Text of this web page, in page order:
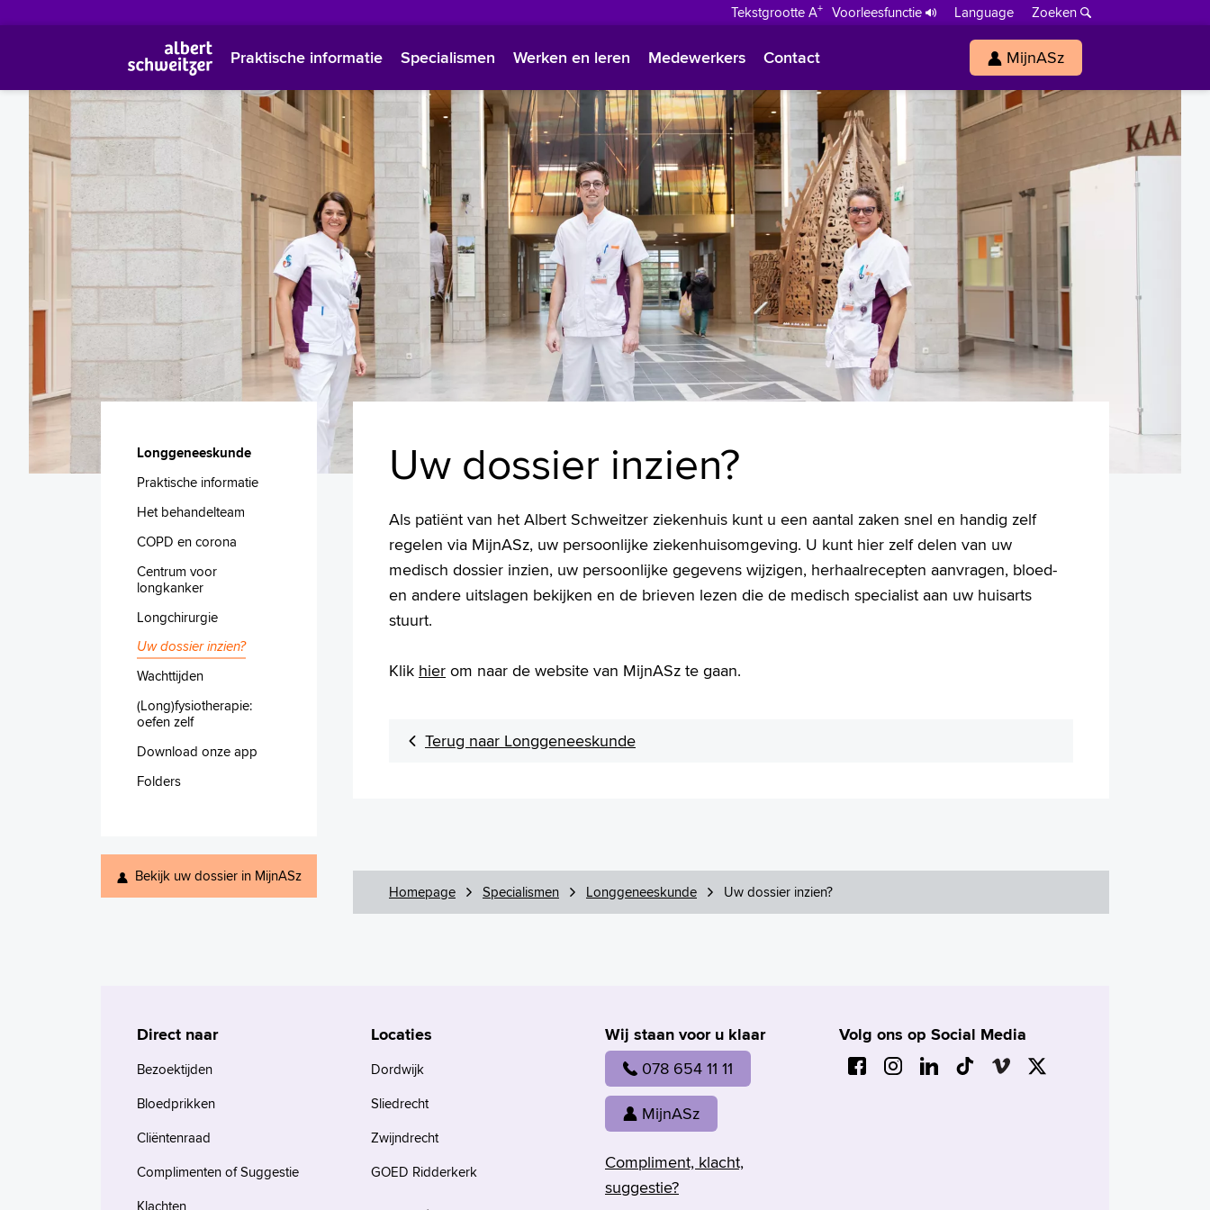
Tekstgrootte A+ Voorleesfunctie Language
Zoeken
Polski
Türkçe
Arabisch
Praktische informatie Specialismen Werken en leren Medewerkers Contact MijnASz
Longgeneeskunde
Praktische informatie
Het behandelteam
COPD en corona
Centrum voor
longkanker
Longchirurgie
Uw dossier inzien?
Wachttijden
(Long)fysiotherapie:
oefen zelf
Download onze app
Folders
Bekijk uw dossier in MijnASz
Uw dossier inzien?
Als patiënt van het Albert Schweitzer ziekenhuis kunt u een aantal zaken snel en handig zelf
regelen via MijnASz, uw persoonlijke ziekenhuisomgeving. U kunt hier zelf delen van uw
medisch dossier inzien, uw persoonlijke gegevens wijzigen, herhaalrecepten aanvragen, bloed-
en andere uitslagen bekijken en de brieven lezen die de medisch specialist aan uw huisarts
stuurt.
Klik hier om naar de website van MijnASz te gaan.
Terug naar Longgeneeskunde
Homepage Specialismen Longgeneeskunde Uw dossier inzien?
Wij staan voor u klaar
078 654 11 11
MijnASz
Compliment, klacht,
suggestie?
Volg ons op Social Media
Direct naar
Bezoektijden
Bloedprikken
Cliëntenraad
Complimenten of Suggestie
Klachten
Locaties
Dordwijk
Sliedrecht
Zwijndrecht
GOED Ridderkerk